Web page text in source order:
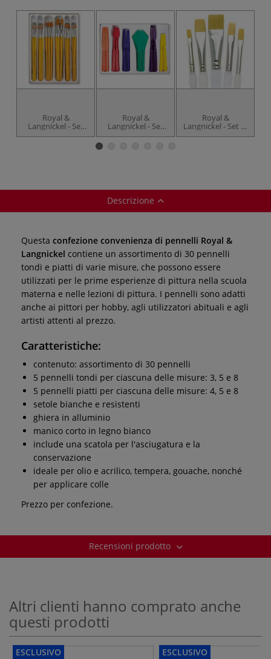
Royal &
Langnickel - Set
da 30 pennelli
Royal &
Langnickel - Set
da 36 mestichini
Royal &
Langnickel - Set di
pennelli piatti Soft
Descrizione
Questa confezione convenienza di pennelli Royal &
Langnickel contiene un assortimento di 30 pennelli
tondi e piatti di varie misure, che possono essere
utilizzati per le prime esperienze di pittura nella scuola
materna e nelle lezioni di pittura. I pennelli sono adatti
anche ai pittori per hobby, agli utilizzatori abituali e agli
artisti attenti al prezzo.
Caratteristiche:
contenuto: assortimento di 30 pennelli
5 pennelli tondi per ciascuna delle misure: 3, 5 e 8
5 pennelli piatti per ciascuna delle misure: 4, 5 e 8
setole bianche e resistenti
ghiera in alluminio
manico corto in legno bianco
include una scatola per l'asciugatura e la
conservazione
ideale per olio e acrilico, tempera, gouache, nonché
per applicare colle
Prezzo per confezione.
Recensioni prodotto
Altri clienti hanno comprato anche
questi prodotti
ESCLUSIVO ESCLUSIVO